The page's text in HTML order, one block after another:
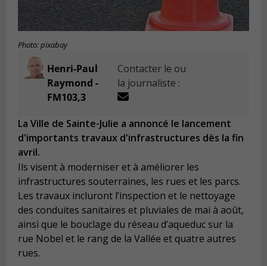
Photo: pixabay
Henri-Paul
Raymond -
FM103,3
Contacter le ou
la journaliste :
La Ville de Sainte-Julie a annoncé le lancement
d'importants travaux d'infrastructures dès la fin
avril.
Ils visent à moderniser et à améliorer les
infrastructures souterraines, les rues et les parcs.
Les travaux incluront l’inspection et le nettoyage
des conduites sanitaires et pluviales de mai à août,
ainsi que le bouclage du réseau d’aqueduc sur la
rue Nobel et le rang de la Vallée et quatre autres
rues.